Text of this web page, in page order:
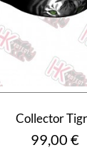
Collector
Prix
99,00 €